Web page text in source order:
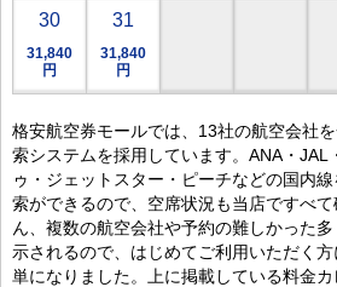
30
31,840
円
31
31,840
円
格安航空券モールでは、13社の航空会社
索システムを採用しています。ANA・JAL
ゥ・ジェットスター・ピーチなどの国内
索ができるので、空席状況も当店ですべ
ん、複数の航空会社や予約の難しかった
示されるので、はじめてご利用いただく
単になりました。上に掲載している料金